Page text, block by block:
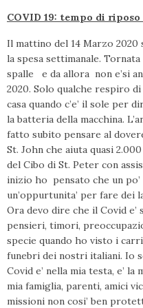
COVID 19: tempo di
Il mattino del 14 Marzo 2020
la spesa settimanale. Tornata
spalle e da allora non e’si
2020. Solo qualche respiro
casa quando c’e’ il sole per
la batteria della macchina.
fatto subito pensare al
St. John che aiuta quasi
del Cibo di St. Peter con
inizio ho pensato che un
un’oppurtunita’ per fare dei
Ora devo dire che il Covid e’
pensieri, timori,
specie quando ho visto i
funebri dei nostri italiani. Io
Covid e’ nella mia testa, e’
mia famiglia, parenti, amici
missioni non cosi’ ben